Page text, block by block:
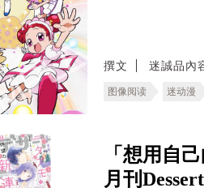
撰文 迷誠品內
图像阅读 迷动漫
「想用自
月刊